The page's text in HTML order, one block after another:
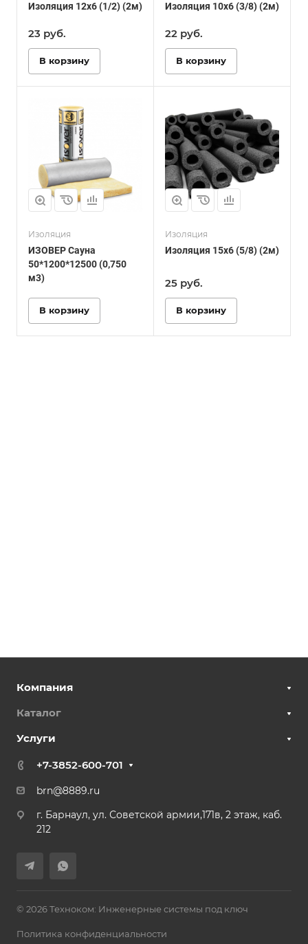
Изоляция 12х6 (1/2) (2м)
23 руб.
В корзину
Изоляция 10х6 (3/8) (2м)
22 руб.
В корзину
Изоляция
ИЗОВЕР Сауна
50*1200*12500 (0,750
м3)
В корзину
Изоляция
Изоляция 15х6 (5/8) (2м)
25 руб.
В корзину
Компания
Каталог
Услуги
+7-3852-600-701
brn@8889.ru
г. Барнаул, ул. Советской армии,171в, 2 этаж, каб.
212
© 2026 Техноком: Инженерные системы под ключ
Политика конфиденциальности